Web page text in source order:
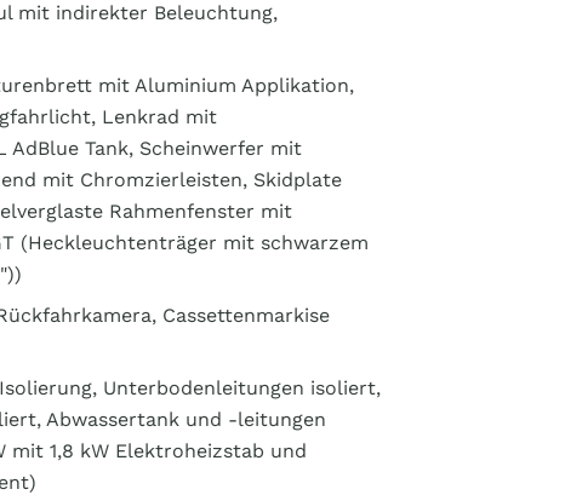
mit indirekter Beleuchtung,
mit Aluminium Applikation,
Lenkrad mit
AdBlue Tank, Scheinwerfer mit
mit Chromzierleisten, Skidplate
Rahmenfenster mit
(Heckleuchtenträger mit schwarzem
Cassettenmarkise
Unterbodenleitungen isoliert,
Abwassertank und -leitungen
mit 1,8 kW Elektroheizstab und